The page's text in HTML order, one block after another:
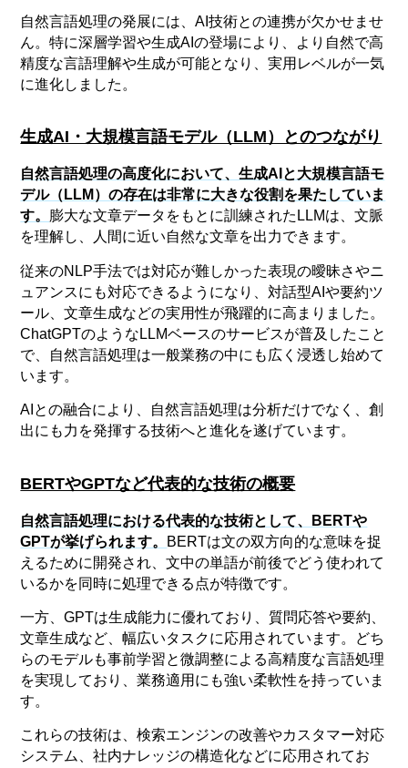
自然言語処理の発展には、AI技術との連携が欠かせませ
ん。特に深層学習や生成AIの登場により、より自然で高
精度な言語理解や生成が可能となり、実用レベルが一気
に進化しました。
生成AI・大規模言語モデル（LLM）とのつながり
自然言語処理の高度化において、生成AIと大規模言語モ
デル（LLM）の存在は非常に大きな役割を果たしていま
す。 膨大な文章データをもとに訓練されたLLMは、文脈
を理解し、人間に近い自然な文章を出力できます。
従来のNLP手法では対応が難しかった表現の曖昧さやニ
ュアンスにも対応できるようになり、対話型AIや要約ツ
ール、文章生成などの実用性が飛躍的に高まりました。
ChatGPTのようなLLMベースのサービスが普及したこと
で、自然言語処理は一般業務の中にも広く浸透し始めて
います。
AIとの融合により、自然言語処理は分析だけでなく、創
出にも力を発揮する技術へと進化を遂げています。
BERTやGPTなど代表的な技術の概要
自然言語処理における代表的な技術として、BERTや
GPTが挙げられます。 BERTは文の双方向的な意味を捉
えるために開発され、文中の単語が前後でどう使われて
いるかを同時に処理できる点が特徴です。
一方、GPTは生成能力に優れており、質問応答や要約、
文章生成など、幅広いタスクに応用されています。どち
らのモデルも事前学習と微調整による高精度な言語処理
を実現しており、業務適用にも強い柔軟性を持っていま
す。
これらの技術は、検索エンジンの改善やカスタマー対応
システム、社内ナレッジの構造化などに応用されてお